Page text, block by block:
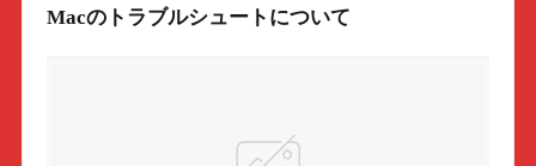
Macのトラブルシュートについて